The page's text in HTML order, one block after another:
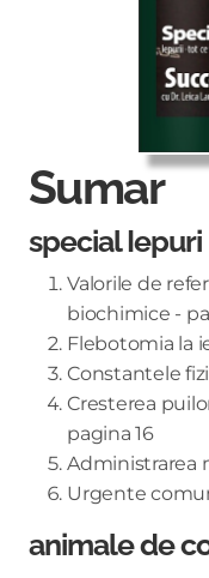
Sumar
special Iepuri
Valorile de
biochimice -
Flebotomia la
Constantele
Cresterea
pagina 16
Administrarea
Urgente
animale de